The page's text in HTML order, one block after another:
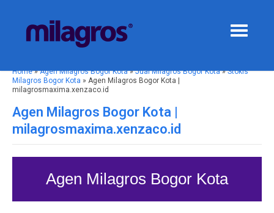
Home»Agen Milagros Bogor Kota»Jual Milagros Bogor Kota»Stokis
Milagros Bogor Kota » Agen Milagros Bogor Kota |
milagrosmaxima.xenzaco.id
Agen Milagros Bogor Kota |
milagrosmaxima.xenzaco.id
Agen Milagros Bogor Kota